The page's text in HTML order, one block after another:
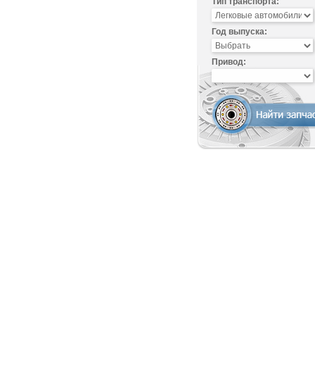
Год выпуска:
Привод: